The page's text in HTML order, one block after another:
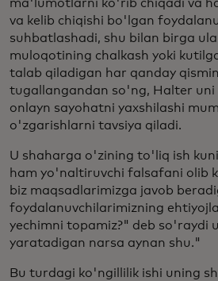
ma'lumotlarni ko'rib chiqadi va
va kelib chiqishi bo'lgan
suhbatlashadi, shu bilan birga
muloqotining chalkash yoki
talab qiladigan har qanday
tugallangandan so'ng, Halter uni
onlayn sayohatni yaxshilashi
o'zgarishlarni tavsiya qiladi.
U shaharga o'zining to'liq ish
ham yo'naltiruvchi falsafani olib
biz maqsadlarimizga javob
foydalanuvchilarimizning
yechimni topamiz?" deb so'raydi
yaratadigan narsa aynan shu."
Bu turdagi ko'ngillilik ishi uning